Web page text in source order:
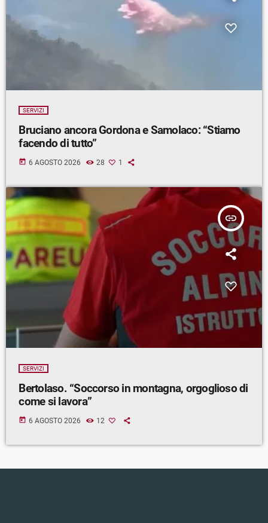
SERVIZI
Bruciano ancora Gordona e Samolaco: “Stiamo
facendo di tutto”
today 6 AGOSTO 2026 28 1
insert_link
SERVIZI
Bertolaso. “Soccorso in montagna, orgoglioso di
come si lavora”
today 6 AGOSTO 2026 12